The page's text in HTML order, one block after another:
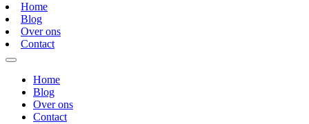
Home
Blog
Over ons
Contact
Home
Blog
Over ons
Contact